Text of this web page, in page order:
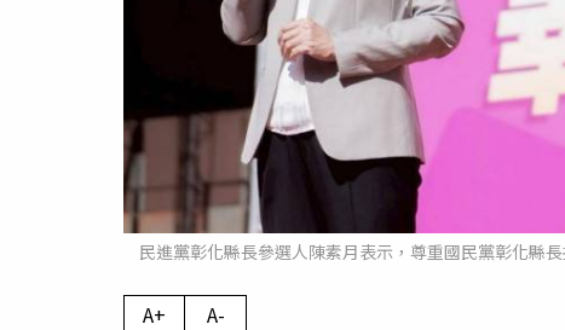
民進黨彰化縣長參選人陳素月表示，尊重國民黨彰化縣
A+ A-